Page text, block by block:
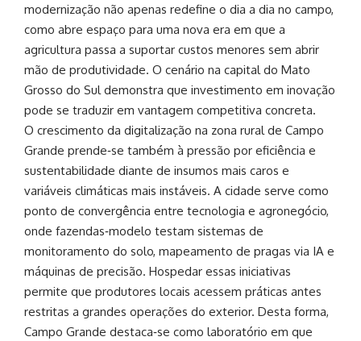
modernização não apenas redefine o dia a dia no campo,
como abre espaço para uma nova era em que a
agricultura passa a suportar custos menores sem abrir
mão de produtividade. O cenário na capital do Mato
Grosso do Sul demonstra que investimento em inovação
pode se traduzir em vantagem competitiva concreta.
O crescimento da digitalização na zona rural de Campo
Grande prende‑se também à pressão por eficiência e
sustentabilidade diante de insumos mais caros e
variáveis climáticas mais instáveis. A cidade serve como
ponto de convergência entre tecnologia e agronegócio,
onde fazendas‑modelo testam sistemas de
monitoramento do solo, mapeamento de pragas via IA e
máquinas de precisão. Hospedar essas iniciativas
permite que produtores locais acessem práticas antes
restritas a grandes operações do exterior. Desta forma,
Campo Grande destaca‑se como laboratório em que